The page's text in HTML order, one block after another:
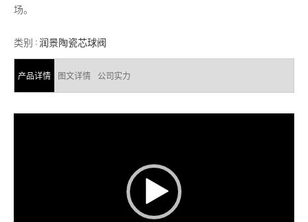
场。
类别 :润景陶瓷芯球阀
产品详情 图文详情 公司实力